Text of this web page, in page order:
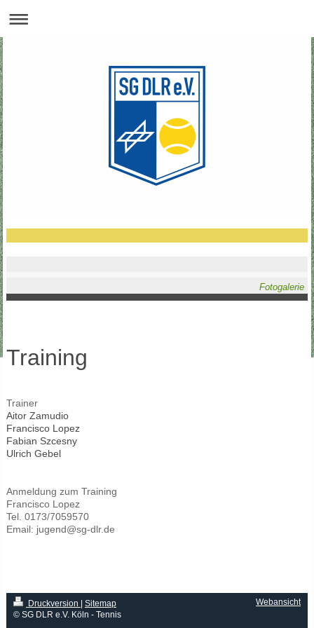
Fotogalerie
Training
Trainer
Aitor Zamudio
Francisco Lopez
Fabian Szcesny
Ulrich Gebel
Anmeldung zum Training
Francisco Lopez
Tel. 0173/7059570
Email: jugend@sg-dlr.de
Druckversion | Sitemap
© SG DLR e.V. Köln - Tennis
Webansicht